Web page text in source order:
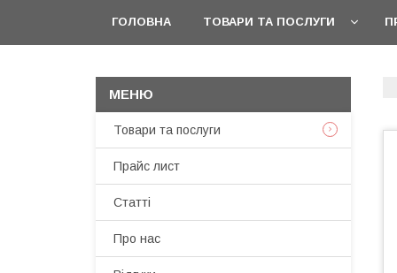
ГОЛОВНА ТОВАРИ ТА ПОСЛУГИ
Товари та послуги
Прайс лист
Статті
Про нас